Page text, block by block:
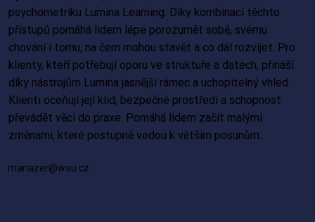
psychometriku Lumina Learning. Díky kombinací těchto
přístupů pomáhá lidem lépe porozumět sobě, svému
chování i tomu, na čem mohou stavět a co dál rozvíjet. Pro
klienty, kteří potřebují oporu ve struktuře a datech, přináší
díky nástrojům Lumina jasnější rámec a uchopitelný vhled.
Klienti oceňují její klid, bezpečné prostředí a schopnost
převádět věci do praxe. Pomáhá lidem začít malými
změnami, které postupně vedou k větším posunům.
manazer@wsu.cz